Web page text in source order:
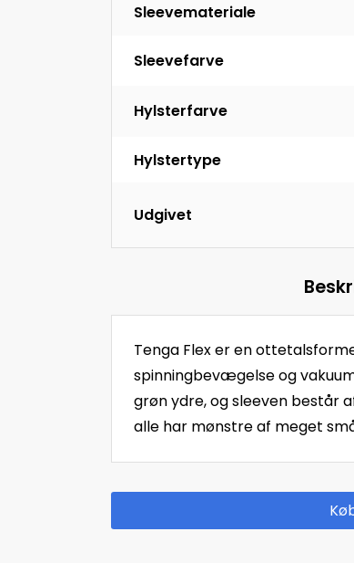
Sleevemateriale
Sleevefarve
Hylsterfarve
Hylstertype
Udgivet
Tenga Flex er en
spinningbevægelse og
grøn ydre, og sleeven består
alle har mønstre af meget